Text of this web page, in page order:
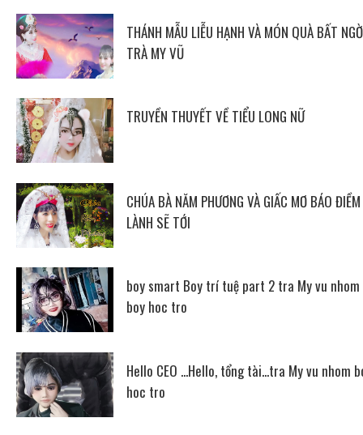
THÁNH MẪU LIỄU HẠNH VÀ MÓN QUÀ BẤT
TRÀ MY VŨ
TRUYỀN THUYẾT VỀ TIỂU LONG NỮ
CHÚA BÀ NĂM PHƯƠNG VÀ GIẤC MƠ BÁO ĐIỀM
LÀNH SẼ TỚI
boy smart Boy trí tuệ part 2 tra My vu nhom
boy hoc tro
Hello CEO ...Hello, tổng tài...tra My vu nhom
hoc tro